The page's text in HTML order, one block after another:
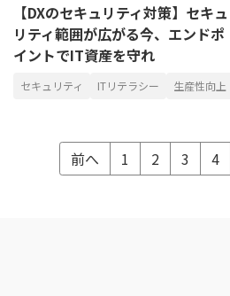
【DXのセキュリティ対策】セキュ
リティ範囲が広がる今、エンドポ
イントでIT資産を守れ
セキュリティ ITリテラシー 生産性向上
前へ 1 2 3 4